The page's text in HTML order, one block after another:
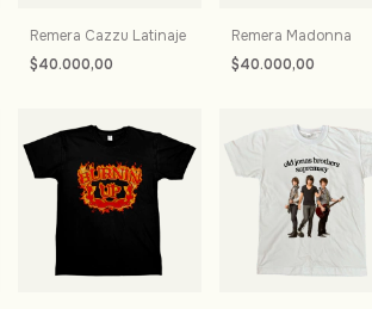
Remera Cazzu Latinaje
$40.000,00
Remera Madonna
$40.000,00